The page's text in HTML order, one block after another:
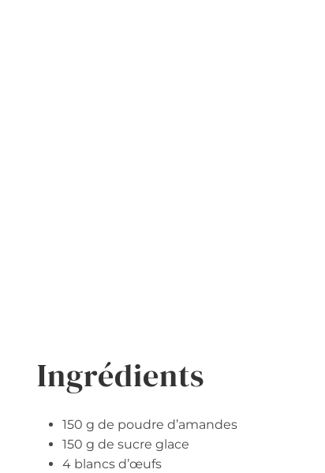
Ingrédients
150 g de poudre d’amandes
150 g de sucre glace
4 blancs d’œufs